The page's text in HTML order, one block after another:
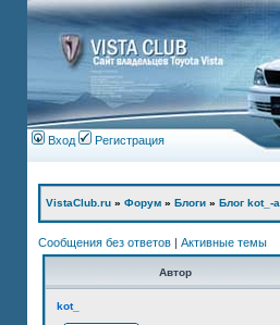
Вход Регистрация
VistaClub.ru » Форум » Блоги » Блог kot_-а
Сообщения без ответов | Активные темы
Автор
kot_